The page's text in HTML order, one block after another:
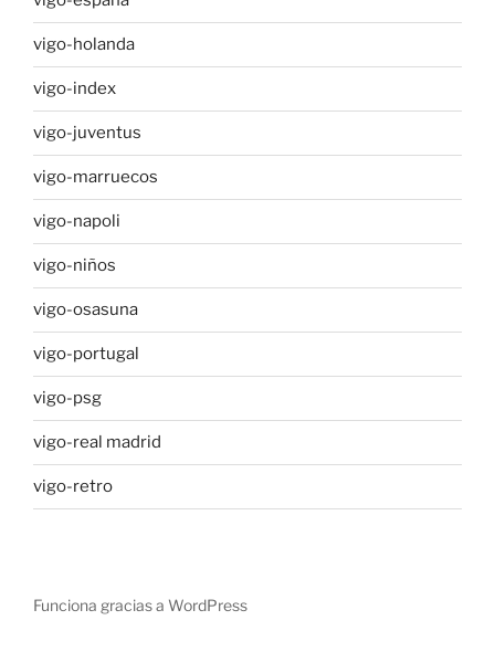
vigo-holanda
vigo-index
vigo-juventus
vigo-marruecos
vigo-napoli
vigo-niños
vigo-osasuna
vigo-portugal
vigo-psg
vigo-real madrid
vigo-retro
Funciona gracias a WordPress